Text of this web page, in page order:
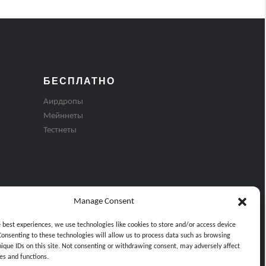
Manage Consent
best experiences, we use technologies like cookies to store and/or access device
to these technologies will allow us to process data such as browsing
IDs on this site. Not consenting or withdrawing consent, may adversely affect
and functions.
БЕСПЛАТНО
Аирдропы
Мейннеты
Тестнеты